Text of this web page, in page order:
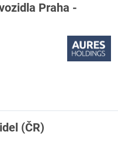
Praha -
(ČR)